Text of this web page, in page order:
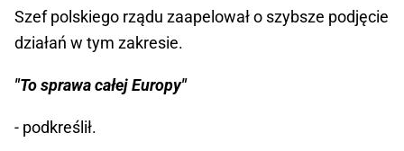
Szef polskiego rządu zaapelował o szybsze podjęcie
działań w tym zakresie.
"To sprawa całej Europy"
- podkreślił.